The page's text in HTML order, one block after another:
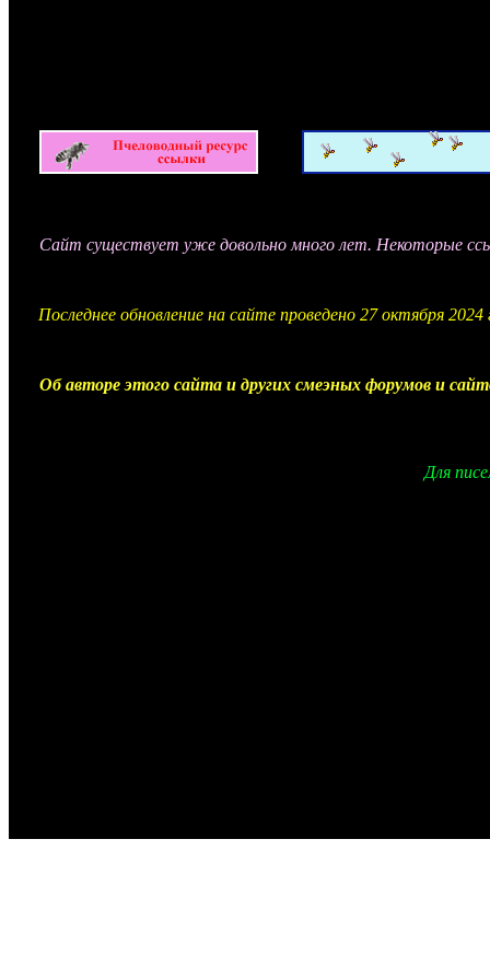
Сайт существует уже довольно много лет. Некоторые
Последнее обновление на сайте проведено 27 октября
Об авторе этого сайта и других смеэных форумов и
Для